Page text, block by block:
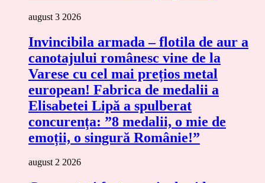
august 3 2026
Invincibila armada – flotila de aur a
canotajului românesc vine de la
Varese cu cel mai prețios metal
european! Fabrica de medalii a
Elisabetei Lipă a spulberat
concurența: ”8 medalii, o mie de
emoții, o singură Românie!”
august 2 2026